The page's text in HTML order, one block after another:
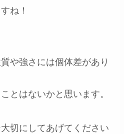
ね！
や強さには個体差があり
とはないかと思います。
切にしてあげてください